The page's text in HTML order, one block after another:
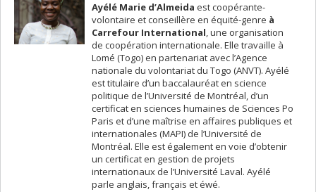
Ayélé Marie d’Almeida est coopérante-
volontaire et conseillère en équité-genre à
Carrefour International, une organisation
de coopération internationale. Elle travaille à
Lomé (Togo) en partenariat avec l’Agence
nationale du volontariat du Togo (ANVT). Ayélé
est titulaire d’un baccalauréat en science
politique de l’Université de Montréal, d’un
certificat en sciences humaines de Sciences Po
Paris et d’une maîtrise en affaires publiques et
internationales (MAPI) de l’Université de
Montréal. Elle est également en voie d’obtenir
un certificat en gestion de projets
internationaux de l’Université Laval. Ayélé
parle anglais, français et éwé.